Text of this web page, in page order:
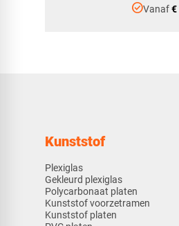
check_circleVanaf€
Kunststof
Plexiglas
Gekleurd plexiglas
Polycarbonaat platen
Kunststof voorzetramen
Kunststof platen